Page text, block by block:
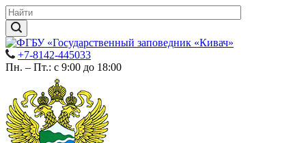
+7-8142-445033
Пн. – Пт.: с 9:00 до 18:00